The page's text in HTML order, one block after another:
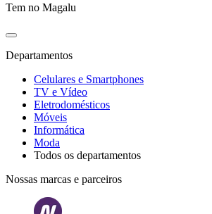
Tem no Magalu
Departamentos
Celulares e Smartphones
TV e Vídeo
Eletrodomésticos
Móveis
Informática
Moda
Todos os departamentos
Nossas marcas e parceiros